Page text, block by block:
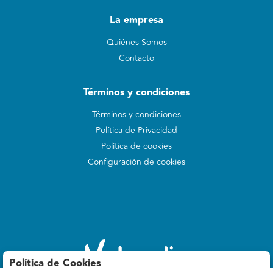
La empresa
Quiénes Somos
Contacto
Términos y condiciones
Términos y condiciones
Política de Privacidad
Política de cookies
Configuración de cookies
Política de Cookies